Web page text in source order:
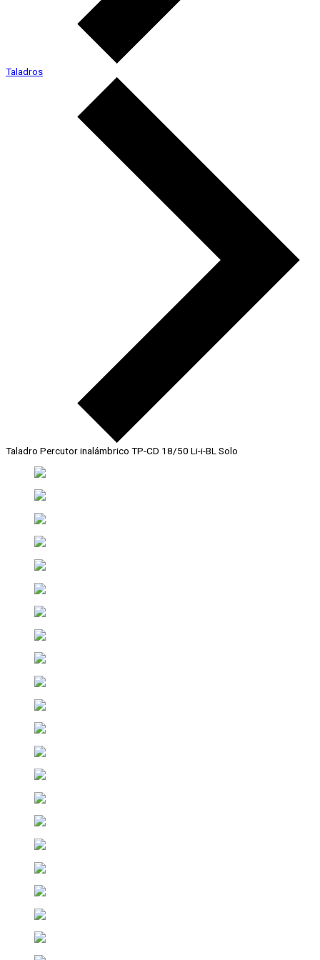
Taladros
Taladro Percutor inalámbrico TP-CD 18/50 Li-i-BL Solo